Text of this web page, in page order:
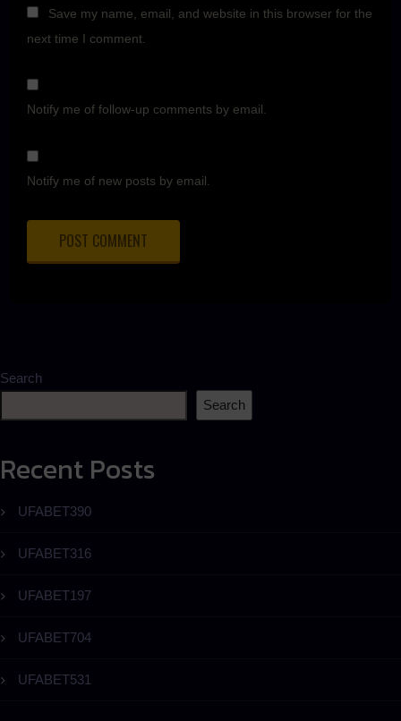
Save my name, email, and website in this browser for the
next time I comment.
Notify me of follow-up comments by email.
Notify me of new posts by email.
Search
Search
Recent Posts
UFABET390
UFABET316
UFABET197
UFABET704
UFABET531